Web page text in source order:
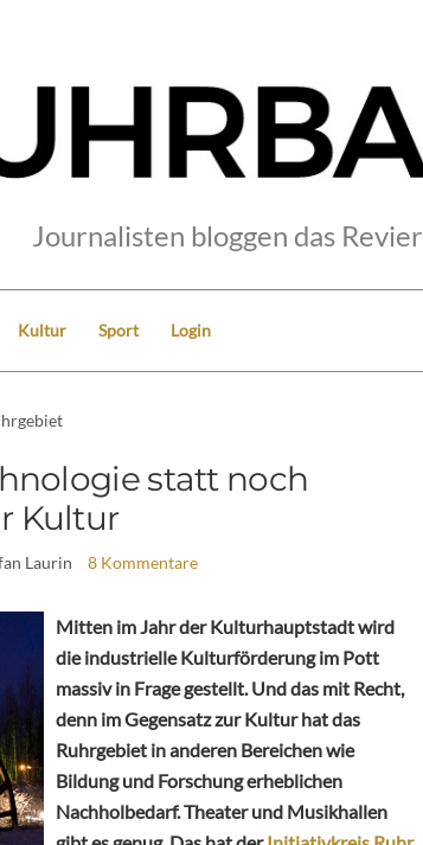
Journalisten bloggen das Revier
Kultur Sport Login
statt noch
Kultur
Laurin 8 Kommentare
Mitten im Jahr der Kulturhauptstadt wird
die industrielle Kulturförderung im Pott
massiv in Frage gestellt. Und das mit Recht,
denn im Gegensatz zur Kultur hat das
Ruhrgebiet in anderen Bereichen wie
Bildung und Forschung erheblichen
Nachholbedarf. Theater und Musikhallen